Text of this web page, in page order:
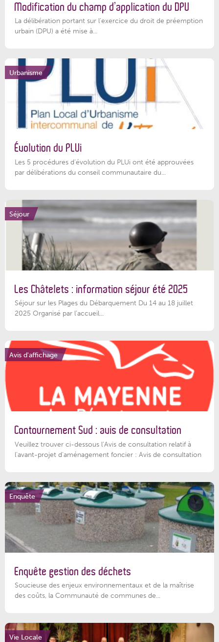
Modification du champ d’application du DPU
La délibération portant sur l’exercice du droit de préemption
urbain (DPU) a été mise à...
Urbanisme
Évolution du PLUi
Les 5 procédures d’évolution du PLUi ont été approuvées
par délibérations du conseil communautaire du...
Séjour
Les Châtelets : information séjour été 2025
Séjour sur les Plages du Débarquement Du 14 au 18 juillet
2025 Organisé par l’accueil...
Avis d'affichage
Contournement Sud : avis de consultation
Veuillez trouver ci-dessous l’Avis de consultation relatif à
l'avant-projet d'aménagement foncier : Avis de consultation
Enquête
Enquête gestion des déchets
Soucieuse des enjeux environnementaux et de la maîtrise
des coûts, la Communauté de communes de...
Vie Locale